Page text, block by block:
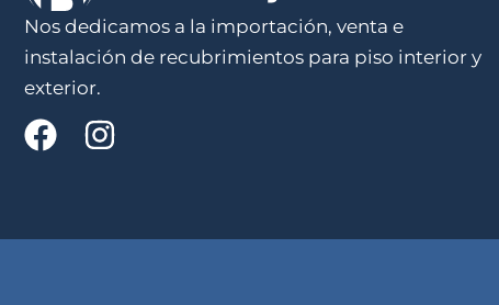
Nos dedicamos a la importación, venta e
instalación de recubrimientos para piso interior y
exterior.